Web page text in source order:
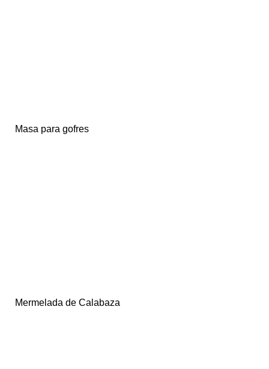
Masa para gofres
Mermelada de Calabaza